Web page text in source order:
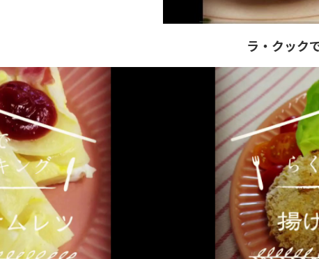
ラ・クック